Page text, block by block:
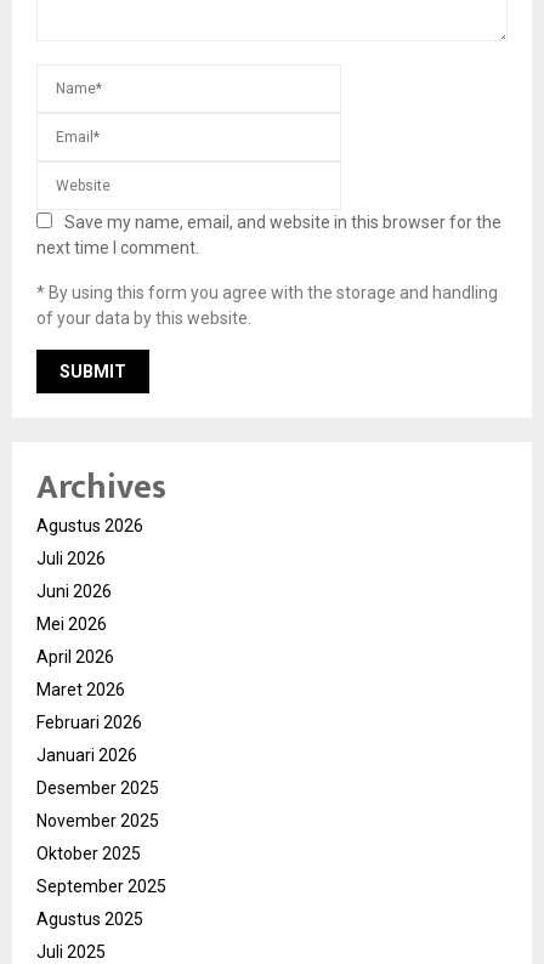
Save my name, email, and website in this browser for the
next time I comment.
* By using this form you agree with the storage and handling
of your data by this website.
Archives
Agustus 2026
Juli 2026
Juni 2026
Mei 2026
April 2026
Maret 2026
Februari 2026
Januari 2026
Desember 2025
November 2025
Oktober 2025
September 2025
Agustus 2025
Juli 2025